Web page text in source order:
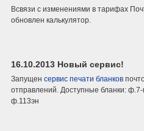
Всвязи с изменениями в тарифах
обновлен калькулятор.
16.10.2013 Новый сервис!
Запущен сервис печати бланков
отправлений. Доступные бланки:
ф.113эн